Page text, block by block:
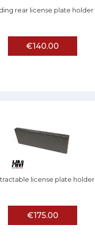
rear license plate holder
€140.00
license plate holder
€175.00